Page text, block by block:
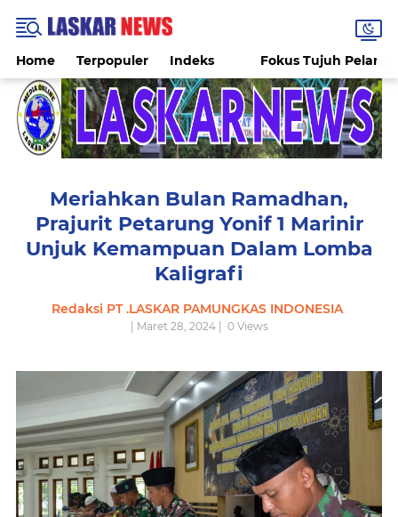
Home Terpopuler Indeks Fokus Tujuh
Meriahkan Bulan Ramadhan,
Prajurit Petarung Yonif 1 Marinir
Unjuk Kemampuan Dalam Lomba
Kaligrafi
Redaksi PT .LASKAR PAMUNGKAS INDONESIA
| Maret 28, 2024 | 0Views